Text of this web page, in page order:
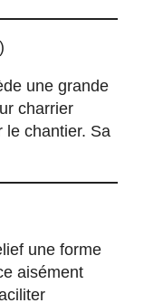
une grande
charrier
le chantier. Sa
une forme
aisément